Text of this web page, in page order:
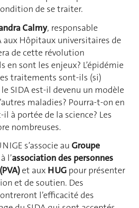
de se traiter.
Calmy, responsable
aux Hôpitaux universitaires de
de cette révolution
en sont les enjeux? L’épidémie
traitements sont-ils (si)
SIDA est-il devenu un modèle
maladies? Pourra-t-on en
à portée de la science? Les
nombreuses.
s’associe au Groupe
l’association des personnes
et aux HUG pour présenter
et de soutien. Des
l’efficacité des